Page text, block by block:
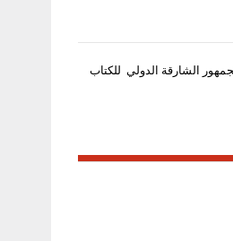
الشارقة الدولي للكتاب